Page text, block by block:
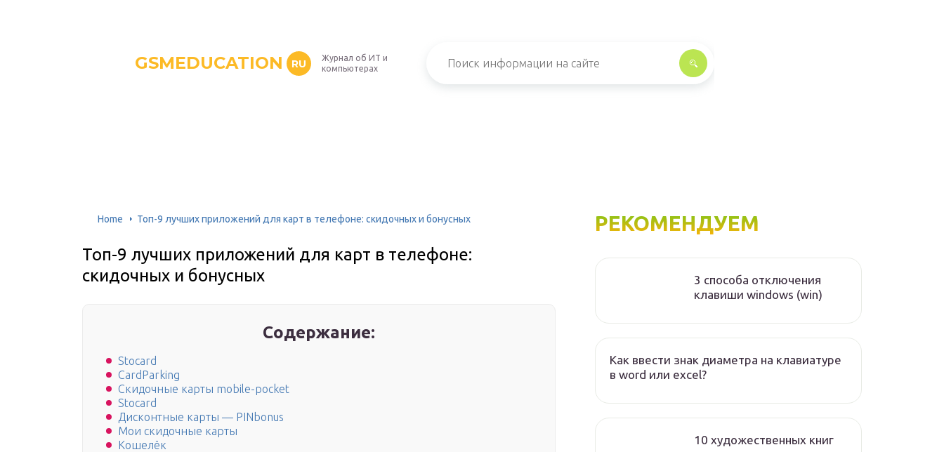
GSMEDUCATION RU
Журнал об ИТ и
компьютерах
Home Топ-9 лучших приложений для карт в телефоне: скидочных и бонусных
Топ-9 лучших приложений для карт в телефоне:
скидочных и бонусных
Содержание:
Stocard
CardParking
Скидочные карты mobile-pocket
Stocard
Дисконтные карты — PINbonus
Мои скидочные карты
Кошелёк
РЕКОМЕНДУЕМ
3 способа отключения
клавиши windows (win)
Как ввести знак диаметра на клавиатуре
в word или excel?
10 художественных книг